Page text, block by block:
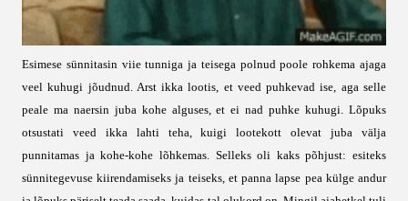
Esimese sünnitasin viie tunniga ja teisega polnud poole rohkema ajaga
veel kuhugi jõudnud. Arst ikka lootis, et veed puhkevad ise, aga selle
peale ma naersin juba kohe alguses, et ei nad puhke kuhugi. Lõpuks
otsustati veed ikka lahti teha, kuigi lootekott olevat juba välja
punnitamas ja kohe-kohe lõhkemas. Selleks oli kaks põhjust: esiteks
sünnitegevuse kiirendamiseks ja teiseks, et panna lapse pea külge andur